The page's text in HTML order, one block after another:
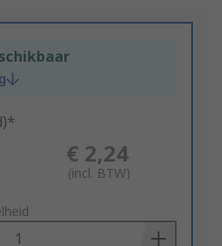
€ 2,24
(incl. BTW)